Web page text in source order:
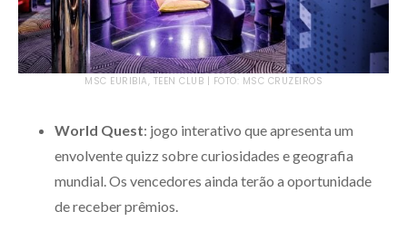
MSC EURIBIA, TEEN CLUB | FOTO: MSC CRUZEIROS
World Quest: jogo interativo que apresenta um
envolvente quizz sobre curiosidades e geografia
mundial. Os vencedores ainda terão a oportunidade
de receber prêmios.